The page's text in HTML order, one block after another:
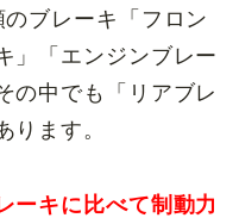
ブレーキ「フロン
」「エンジンブレー
の中でも「リアブレ
ります。
ーキに比べて制動力